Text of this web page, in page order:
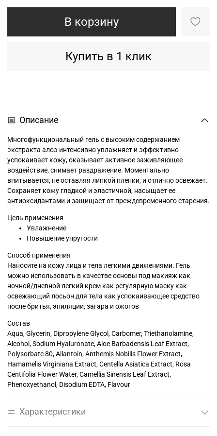
В корзину
Купить в 1 клик
Описание
Многофункциональный гель с высоким содержанием
экстракта алоэ интенсивно увлажняет и эффективно
успокаивает кожу, оказывает активное заживляющее
воздействие, снимает раздражение. Моментально
впитывается, не оставляя липкой пленки, и отлично освежает.
Сохраняет кожу гладкой и эластичной, насыщает ее
антиоксидантами и защищает от преждевременного старения.
Цель применения
Увлажнение
Повышение упругости
Способ применения
Наносите на кожу лица и тела легкими движениями. Гель
можно использовать в качестве основы под макияж как
ночной/дневной легкий крем как регулярную маску как
освежающий лосьон для тела как успокаивающее средство
после бритья, эпиляции, загара и ожогов
Состав
Aqua, Glycerin, Dipropylene Glycol, Carbomer, Triethanolamine,
Alcohol, Sodium Hyaluronate, Aloe Barbadensis Leaf Extract,
Polysorbate 80, Allantoin, Anthemis Nobilis Flower Extract,
Hamamelis Virginiana Extract, Centella Asiatica Extract, Rosa
Centifolia Flower Water, Camellia Sinensis Leaf Extract,
Phenoxyethanol, Disodium EDTA, Flavour
Характеристики